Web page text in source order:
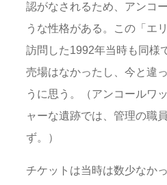
認がなされるため、アンコ
うな性格がある。この「エ
訪問した1992年当時も同様
売場はなかったし、今と違
うに思う。（アンコールワ
ャーな遺跡では、管理の職
ず。）
チケットは当時は数少なか